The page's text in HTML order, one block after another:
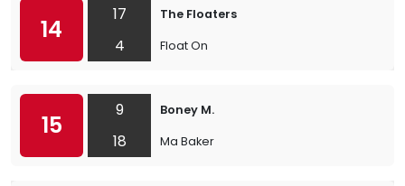
14
17
4
The Floaters
Float On
15
9
18
Boney M.
Ma Baker